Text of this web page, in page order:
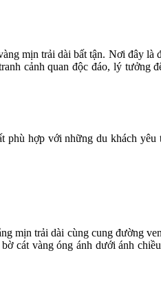
mịn trải dài bất tận. Nơi đây
cảnh quan độc đáo, lý
hợp với những du khách
mịn trải dài cùng cung đường
cát vàng óng ánh dưới ánh